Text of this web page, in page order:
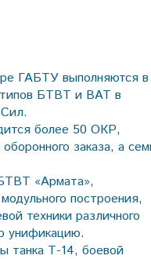
ГАБТУ выполняются в
типов БТВТ и ВАТ в
более 50 ОКР,
заказа, а
«Армата»,
построения,
техники различного
унификацию.
танка Т-14, боевой